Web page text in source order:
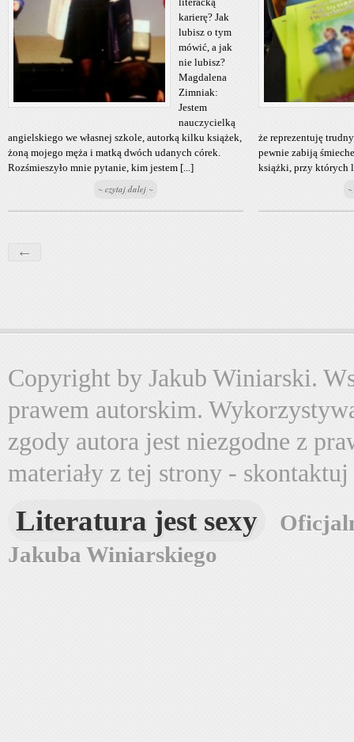
karierę? Jak
lubisz o tym
mówić, a jak
nie lubisz?
Magdalena
Zimniak:
Jestem
nauczycielką
angielskiego we własnej szkole, autorką kilku książek,
żoną mojego męża i matką dwóch udanych córek.
Rozśmieszyło mnie pytanie, kim jestem [...]
~ czytaj dalej ~
że reprezentuję
pewnie zabiją
książki, przy których
←
Copyright by Jakub Winiarski.
prawem autorskim.
zgody autora jest niezgodne z
materiały z tej strony -
Literatura jest sexy
Jakuba Winiarskiego